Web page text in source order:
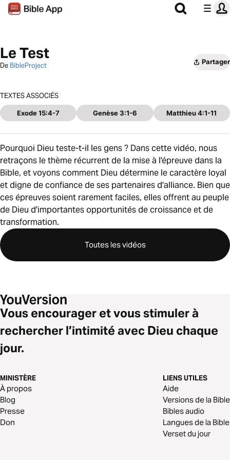
Le Test
De BibleProject Partager
TEXTES ASSOCIÉS
Exode 15:4-7 Genèse 3:1-6 Matthieu 4:1-11
Pourquoi Dieu teste-t-il les gens ? Dans cette vidéo, nous
retraçons le thème récurrent de la mise à l'épreuve dans la
Bible, et voyons comment Dieu détermine le caractère loyal
et digne de confiance de ses partenaires d'alliance. Bien que
ces épreuves soient rarement faciles, elles offrent au peuple
de Dieu d'importantes opportunités de croissance et de
transformation.
Toutes les vidéos
Vous encourager et vous stimuler à
rechercher l’intimité avec Dieu chaque
jour.
MINISTÈRE
À propos
Blog
Presse
Don
LIENS UTILES
Aide
Versions de la Bible
Bibles audio
Langues de la Bible
Verset du jour